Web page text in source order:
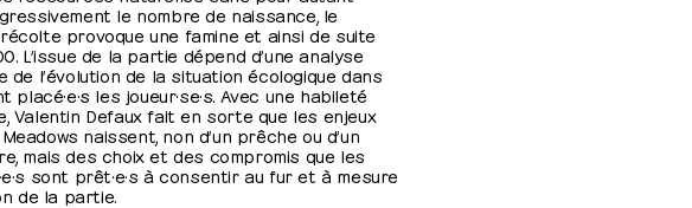
le nombre de naissance, le
provoque une famine et ainsi de suite
L’issue de la partie dépend d’une analyse
de l’évolution de la situation écologique dans
placé·e·s les joueur·se·s. Avec une habileté
Valentin Defaux fait en sorte que les enjeux
naissent, non d’un prêche ou d’un
mais des choix et des compromis que les
sont prêt·e·s à consentir au fur et à mesure
de la partie.